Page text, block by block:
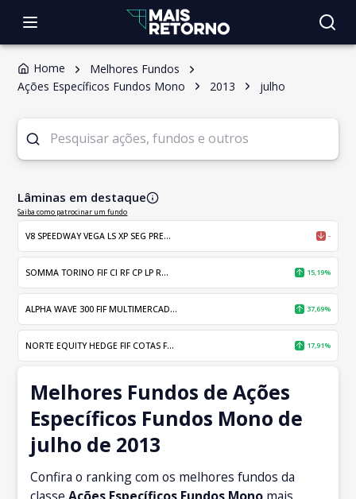
Home
Melhores Fundos
Ações Específicos Fundos Mono
2013 julho
Lâminas em destaque
Saiba como patrocinar um fundo
V8 SPEEDWAY VEGA LS XP SEG PRE... -
SOMMA TORINO FIF CI RF CP LP R... 15,19%
ALPHA WAVE 300 FIF MULTIMERCAD... 37,69%
NORTE EQUITY HEDGE FIF COTAS F... 17,91%
Melhores Fundos de Ações
Específicos Fundos Mono de
julho de 2013
Confira o ranking com os melhores fundos da
classeAções Específicos Fundos Mono mais